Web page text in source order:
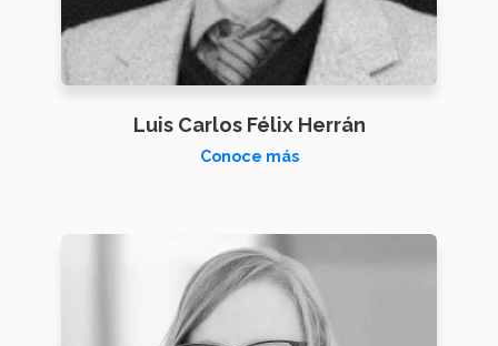
Luis Carlos Félix Herrán
Conoce más